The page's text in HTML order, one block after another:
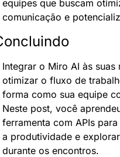
equipes que buscam
comunicação e
Integrar o Miro AI às
otimizar o fluxo de
forma como sua equipe
Neste post, você
ferramenta com APIs
a produtividade e
durante os encontros.